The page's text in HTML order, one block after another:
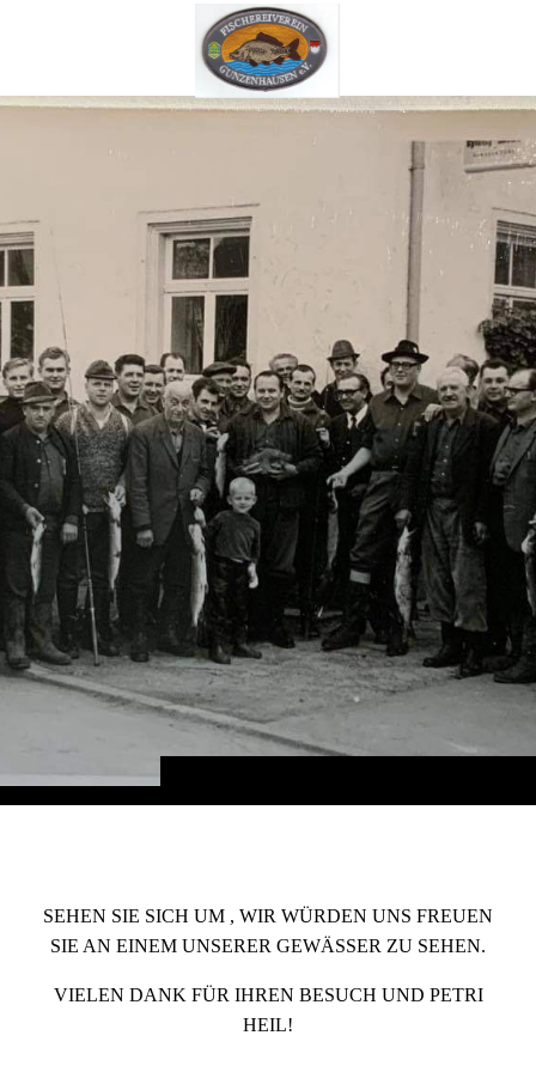
SEHEN SIE SICH UM , WIR WÜRDEN UNS FREUEN
SIE AN EINEM UNSERER GEWÄSSER ZU SEHEN.
VIELEN DANK FÜR IHREN BESUCH UND PETRI
HEIL!